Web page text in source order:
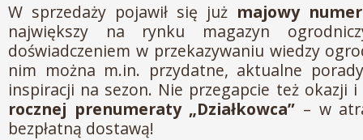
W sprzedaży pojawił się już majowy numer
największy na rynku magazyn
doświadczeniem w przekazywaniu wiedzy
nim można m.in. przydatne, aktualne
inspiracji na sezon. Nie przegapcie też okazji
rocznej prenumeraty „Działkowca” – w
bezpłatną dostawą!